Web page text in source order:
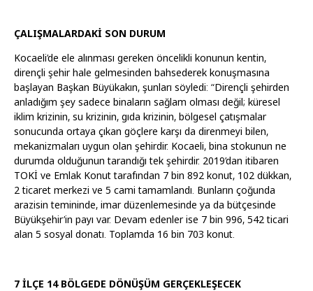
ÇALIŞMALARDAKİ SON DURUM
Kocaeli’de ele alınması gereken öncelikli konunun kentin,
dirençli şehir hale gelmesinden bahsederek konuşmasına
başlayan Başkan Büyükakın, şunları söyledi: “Dirençli şehirden
anladığım şey sadece binaların sağlam olması değil; küresel
iklim krizinin, su krizinin, gıda krizinin, bölgesel çatışmalar
sonucunda ortaya çıkan göçlere karşı da direnmeyi bilen,
mekanizmaları uygun olan şehirdir. Kocaeli, bina stokunun ne
durumda olduğunun tarandığı tek şehirdir. 2019’dan itibaren
TOKİ ve Emlak Konut tarafından 7 bin 892 konut, 102 dükkan,
2 ticaret merkezi ve 5 cami tamamlandı. Bunların çoğunda
arazisin temininde, imar düzenlemesinde ya da bütçesinde
Büyükşehir’in payı var. Devam edenler ise 7 bin 996, 542 ticari
alan 5 sosyal donatı. Toplamda 16 bin 703 konut.
7 İLÇE 14 BÖLGEDE DÖNÜŞÜM GERÇEKLEŞECEK